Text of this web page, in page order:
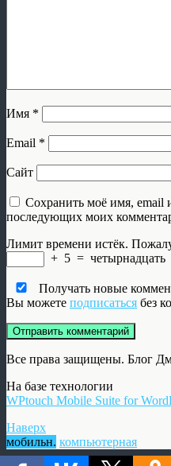
Имя *
Email *
Сайт
Сохранить моё имя, email
последующих моих
Лимит времени истёк.
+ 5 = четырнадцать
Получать новые
Вы можете подписаться без
Все права защищены. Блог
На базе технологии
WPtouch Mobile Suite for
Наверх
мобильн. компьютерная